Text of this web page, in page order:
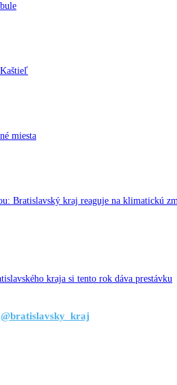
miesta
Bratislavský kraj reaguje na klimatickú
kraja si tento rok dáva prestávku
@bratislavsky_kraj